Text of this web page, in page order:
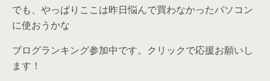
でも、やっぱりここは昨日悩んで買わなかったパソコン
に使おうかな
ブログランキング参加中です。クリックで応援お願いし
ます！